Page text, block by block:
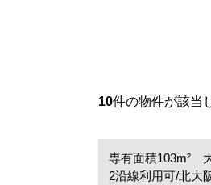
10件の物件が該当
専有面積103m²
2沿線利用可/北大